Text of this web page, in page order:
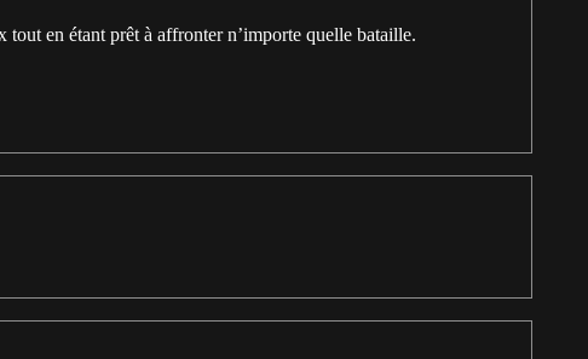
tout en étant prêt à affronter n’importe quelle bataille.